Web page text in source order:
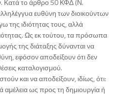
Κατά το άρθρο 50 ΚΦΔ (Ν.
ευθύνη των διοικούντων
της ιδιότητας τους, αλλά
Ως εκ τούτου, τα πρόσωπα
της διάταξης δύνανται να
εφόσον αποδείξουν ότι δεν
καταλογισμού.
και να αποδείξουν, ιδίως, ότι:
αμέλεια ως προς τη δημιουργία ή